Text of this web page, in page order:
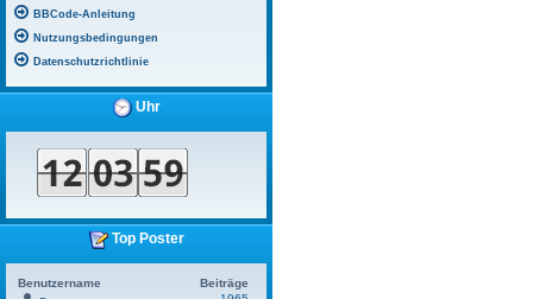
BBCode-Anleitung
Nutzungsbedingungen
Datenschutzrichtlinie
Uhr
Top Poster
Benutzername
Beiträge